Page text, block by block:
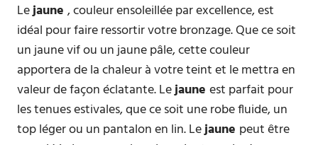
Lejaune , couleur ensoleillée par excellence, est
idéal pour faire ressortir votre bronzage. Que ce soit
un jaune vif ou un jaune pâle, cette couleur
apportera de la chaleur à votre teint et le mettra en
valeur de façon éclatante. Lejaune est parfait pour
les tenues estivales, que ce soit une robe fluide, un
top léger ou un pantalon en lin. Lejaune peut être